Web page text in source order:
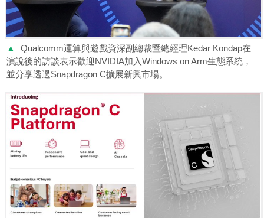
▲
Qualcomm運算與遊戲資深副總裁暨總經理Kedar Kondap在
演說後的訪談表示歡迎NVIDIA加入Windows on Arm生態系統，
並分享透過Snapdragon C擴展新興市場。